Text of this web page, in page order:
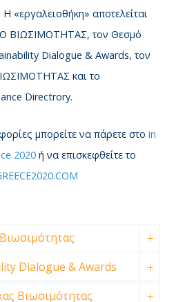
«εργαλειοθήκη» αποτελείται
ΒΙΩΣΙΜΟΤΗΤΑΣ, τον Θεσμό
Dialogue & Awards, τον
και το
Directrory.
μπορείτε να πάρετε στο in
2020ή να επισκεφθείτε το
Dialogue & Awards
Βιωσιμότητας